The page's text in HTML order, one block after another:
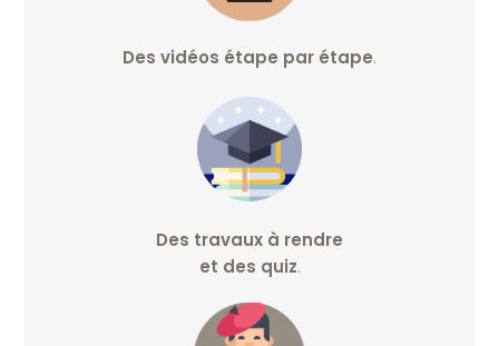
Des vidéos étape par étape.
Des travaux à rendre
et des quiz.